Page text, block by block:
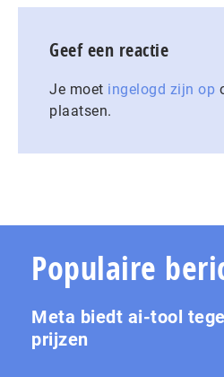
Geef een reactie
Je moet ingelogd zijn op
plaatsen.
Populaire
Meta biedt ai-tool
prijzen